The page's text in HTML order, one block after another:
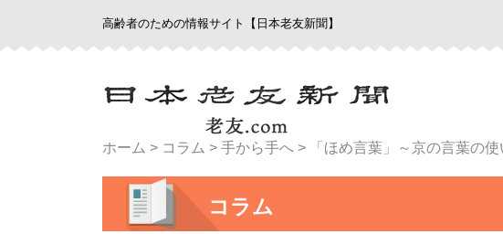
高齢者のための情報サイト【日本老友新聞】
ホーム > コラム > 手から手へ > 「ほめ言葉」～京の言葉の
コラム